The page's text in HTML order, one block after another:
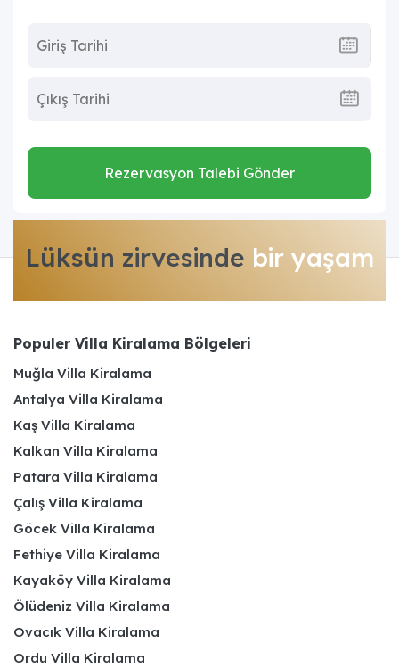
Rezervasyon Talebi Gönder
Lüksün zirvesinde bir yaşam
Populer Villa Kiralama Bölgeleri
Muğla Villa Kiralama
Antalya Villa Kiralama
Kaş Villa Kiralama
Kalkan Villa Kiralama
Patara Villa Kiralama
Çalış Villa Kiralama
Göcek Villa Kiralama
Fethiye Villa Kiralama
Kayaköy Villa Kiralama
Ölüdeniz Villa Kiralama
Ovacık Villa Kiralama
Ordu Villa Kiralama